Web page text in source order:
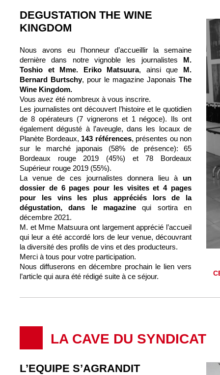
DEGUSTATION THE WINE
KINGDOM
Nous avons eu l’honneur d’accueillir la semaine
dernière dans notre vignoble les journalistes M.
Toshio et Mme. Eriko Matsuura, ainsi que M.
Bernard Burtschy, pour le magazine Japonais The
Wine Kingdom.
Vous avez été nombreux à vous inscrire.
Les journalistes ont découvert l’histoire et le quotidien
de 8 opérateurs (7 vignerons et 1 négoce). Ils ont
également dégusté à l’aveugle, dans les locaux de
Planète Bordeaux, 143 références, présentes ou non
sur le marché japonais (58% de présence): 65
Bordeaux rouge 2019 (45%) et 78 Bordeaux
Supérieur rouge 2019 (55%).
La venue de ces journalistes donnera lieu à un
dossier de 6 pages pour les visites et 4 pages
pour les vins les plus appréciés lors de la
dégustation, dans le magazinequi sortira en
décembre 2021.
M. et Mme Matsuura ont largement apprécié l’accueil
qui leur a été accordé lors de leur venue, découvrant
la diversité des profils de vins et des producteurs.
Merci à tous pour votre participation.
Nous diffuserons en décembre prochain le lien vers
l’article qui aura été rédigé suite à ce séjour.
LA CAVE DU SYNDICAT
L’EQUIPE S’AGRANDIT